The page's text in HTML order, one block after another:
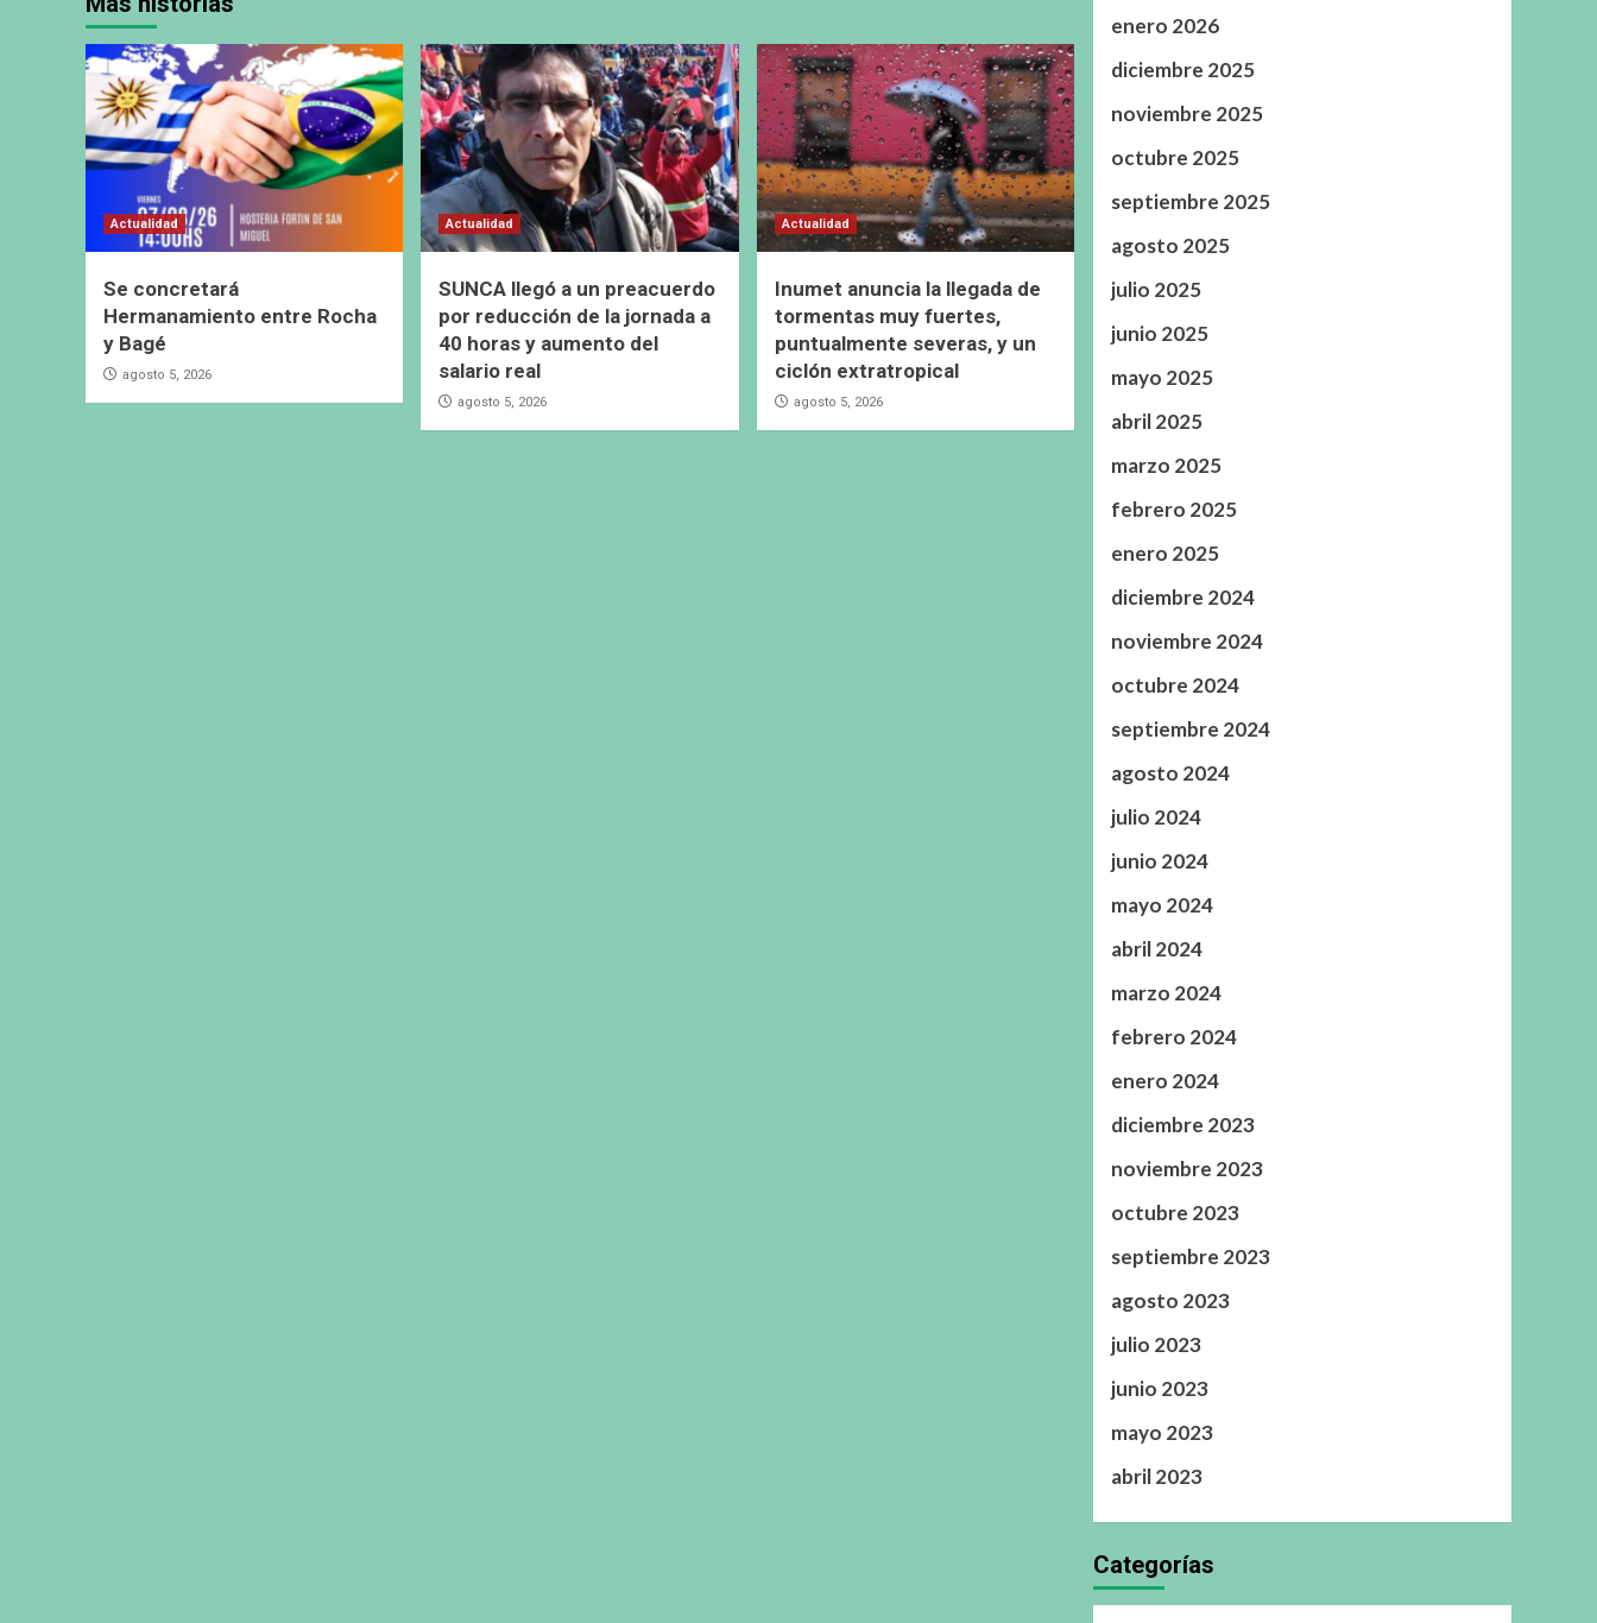
Actualidad
Se concretará
Hermanamiento entre Rocha
y Bagé
agosto 5, 2026
Actualidad
SUNCA llegó a un preacuerdo
por reducción de la jornada a
40 horas y aumento del
salario real
agosto 5, 2026
Actualidad
Inumet anuncia la llegada de
tormentas muy fuertes,
puntualmente severas, y un
ciclón extratropical
agosto 5, 2026
enero 2026
diciembre 2025
noviembre 2025
octubre 2025
septiembre 2025
agosto 2025
julio 2025
junio 2025
mayo 2025
abril 2025
marzo 2025
febrero 2025
enero 2025
diciembre 2024
noviembre 2024
octubre 2024
septiembre 2024
agosto 2024
julio 2024
junio 2024
mayo 2024
abril 2024
marzo 2024
febrero 2024
enero 2024
diciembre 2023
noviembre 2023
octubre 2023
septiembre 2023
agosto 2023
julio 2023
junio 2023
mayo 2023
abril 2023
Categorías